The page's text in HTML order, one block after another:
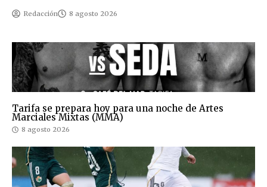
Redacción 8 agosto 2026
Tarifa se prepara hoy para una noche de Artes
Marciales Mixtas (MMA)
8 agosto 2026